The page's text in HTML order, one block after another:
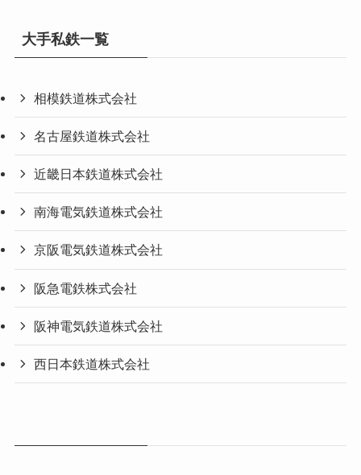
大手私鉄一覧
相模鉄道株式会社
名古屋鉄道株式会社
近畿日本鉄道株式会社
南海電気鉄道株式会社
京阪電気鉄道株式会社
阪急電鉄株式会社
阪神電気鉄道株式会社
西日本鉄道株式会社